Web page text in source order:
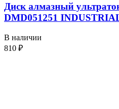
Диск алмазный
DMD051251
В наличии
810 ₽